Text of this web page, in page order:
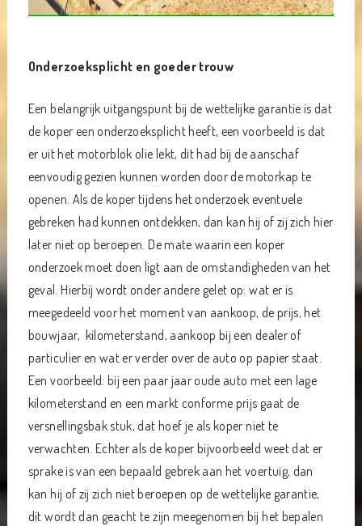
Onderzoeksplicht en goeder trouw
Een belangrijk uitgangspunt bij de wettelijke garantie is dat
de koper een onderzoeksplicht heeft, een voorbeeld is dat
er uit het motorblok olie lekt, dit had bij de aanschaf
eenvoudig gezien kunnen worden door de motorkap te
openen. Als de koper tijdens het onderzoek eventuele
gebreken had kunnen ontdekken, dan kan hij of zij zich hier
later niet op beroepen. De mate waarin een koper
onderzoek moet doen ligt aan de omstandigheden van het
geval. Hierbij wordt onder andere gelet op: wat er is
meegedeeld voor het moment van aankoop, de prijs, het
bouwjaar, kilometerstand, aankoop bij een dealer of
particulier en wat er verder over de auto op papier staat.
Een voorbeeld: bij een paar jaar oude auto met een lage
kilometerstand en een markt conforme prijs gaat de
versnellingsbak stuk, dat hoef je als koper niet te
verwachten. Echter als de koper bijvoorbeeld weet dat er
sprake is van een bepaald gebrek aan het voertuig, dan
kan hij of zij zich niet beroepen op de wettelijke garantie,
dit wordt dan geacht te zijn meegenomen bij het bepalen